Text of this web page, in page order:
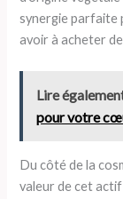
synergie parfaite
avoir à acheter
Lire
pour votre
Du côté de la
valeur de cet